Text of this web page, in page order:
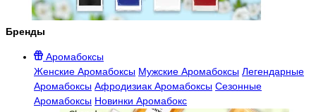
Бренды
Аромабоксы
Женские Аромабоксы Мужские Аромабоксы Легендарные
Аромабоксы Афродизиак Аромабоксы Сезонные
Аромабоксы Новинки Аромабокс